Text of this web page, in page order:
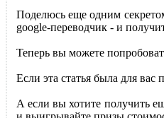
Поделюсь еще одним
google-переводчик - и
Теперь вы можете
Если эта статья была для
А если вы хотите получить